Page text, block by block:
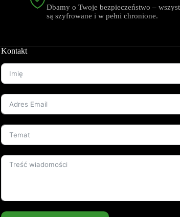
Dbamy o Twoje bezpieczeństwo –
są szyfrowane i w pełni chronione.
Kontakt